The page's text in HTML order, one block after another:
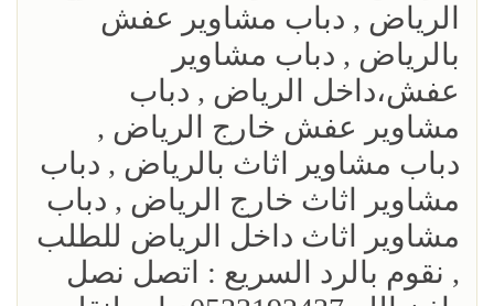
الرياض , دباب مشاوير عفش
بالرياض , دباب مشاوير
عفش،داخل الرياض , دباب
مشاوير عفش خارج الرياض ,
دباب مشاوير اثاث بالرياض , دباب
مشاوير اثاث خارج الرياض , دباب
مشاوير اثاث داخل الرياض للطلب
, نقوم بالرد السريع : اتصل نصل